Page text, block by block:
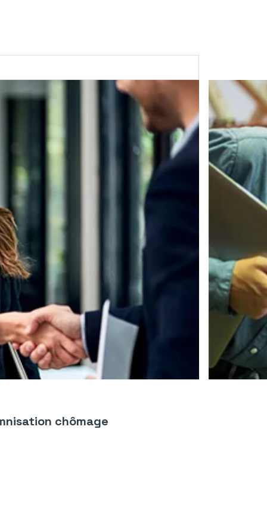
chômage